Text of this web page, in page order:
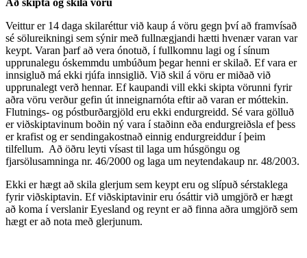
Að skipta og skila vöru
Veittur er 14 daga skilaréttur við kaup á vöru gegn því að framvísað
sé sölureikningi sem sýnir með fullnægjandi hætti hvenær varan var
keypt. Varan þarf að vera ónotuð, í fullkomnu lagi og í sínum
upprunalegu óskemmdu umbúðum þegar henni er skilað. Ef vara er
innsigluð má ekki rjúfa innsiglið. Við skil á vöru er miðað við
upprunalegt verð hennar. Ef kaupandi vill ekki skipta vörunni fyrir
aðra vöru verður gefin út inneignarnóta eftir að varan er móttekin.
Flutnings- og póstburðargjöld eru ekki endurgreidd. Sé vara gölluð
er viðskiptavinum boðin ný vara í staðinn eða endurgreiðsla ef þess
er krafist og er sendingakostnað einnig endurgreiddur í þeim
tilfellum. Að öðru leyti vísast til laga um húsgöngu og
fjarsölusamninga nr. 46/2000 og laga um neytendakaup nr. 48/2003.
Ekki er hægt að skila glerjum sem keypt eru og slípuð sérstaklega
fyrir viðskiptavin. Ef viðskiptavinir eru ósáttir við umgjörð er hægt
að koma í verslanir Eyesland og reynt er að finna aðra umgjörð sem
hægt er að nota með glerjunum.